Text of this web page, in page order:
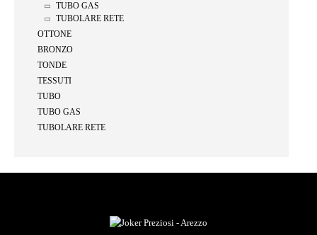
TUBO GAS
TUBOLARE RETE
OTTONE
BRONZO
TONDE
TESSUTI
TUBO
TUBO GAS
TUBOLARE RETE